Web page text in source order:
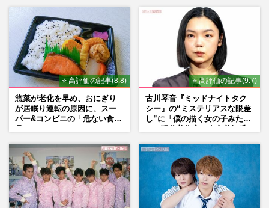
⭐ 高評価の記事(8.8)
惣菜が老化を早め、おにぎり
が居眠り運転の原因に、スー
パー&コンビニの「危ない食
⭐ 高評価の記事(9.7)
古川琴音『ミッドナイトタク
シー』の“ミステリアスな眼差
し”に「僕の描く女の子みた